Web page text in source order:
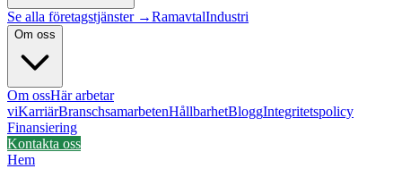
Se alla företagstjänster →RamavtalIndustri
Om oss
Om ossHär arbetar
viKarriärBranschsamarbetenHållbarhetBloggIntegritetspolicy
Finansiering
Kontakta oss
Hem